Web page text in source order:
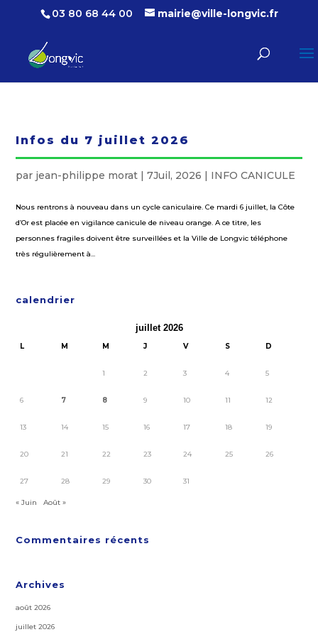
03 80 68 44 00 mairie@ville-longvic.fr
Infos du 7 juillet 2026
par jean-philippe morat |7Juil, 2026 | INFO CANICULE
Nous rentrons à nouveau dans un cycle caniculaire. Ce mardi 6 juillet, la Côte
d’Or est placée en vigilance canicule de niveau orange. A ce titre, les
personnes fragiles doivent être surveillées et la Ville de Longvic téléphone
très régulièrement à...
calendrier
juillet 2026
L M M J V S D
1 2 3 4 5
6 7 8 9 10 11 12
13 14 15 16 17 18 19
20 21 22 23 24 25 26
27 28 29 30 31
« Juin Août »
Commentaires récents
Archives
août 2026
juillet 2026